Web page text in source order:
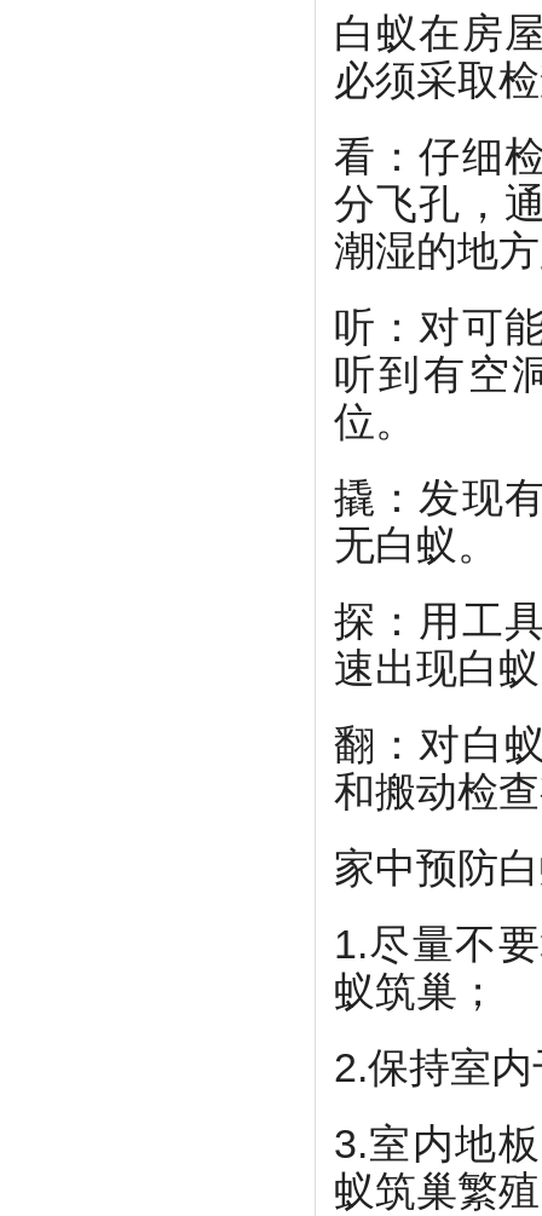
白蚁在房
必须采取
看：仔细
分飞孔，
潮湿的地
听：对可
听到有空
位。
撬：发现
无白蚁。
探：用工
速出现白
翻：对白
和搬动检
家中预防
1.尽量不
蚁筑巢；
2.保持室
3.室内地
蚁筑巢繁